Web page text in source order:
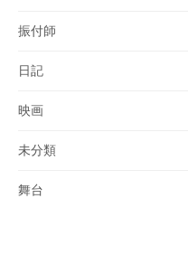
振付師
日記
映画
未分類
舞台